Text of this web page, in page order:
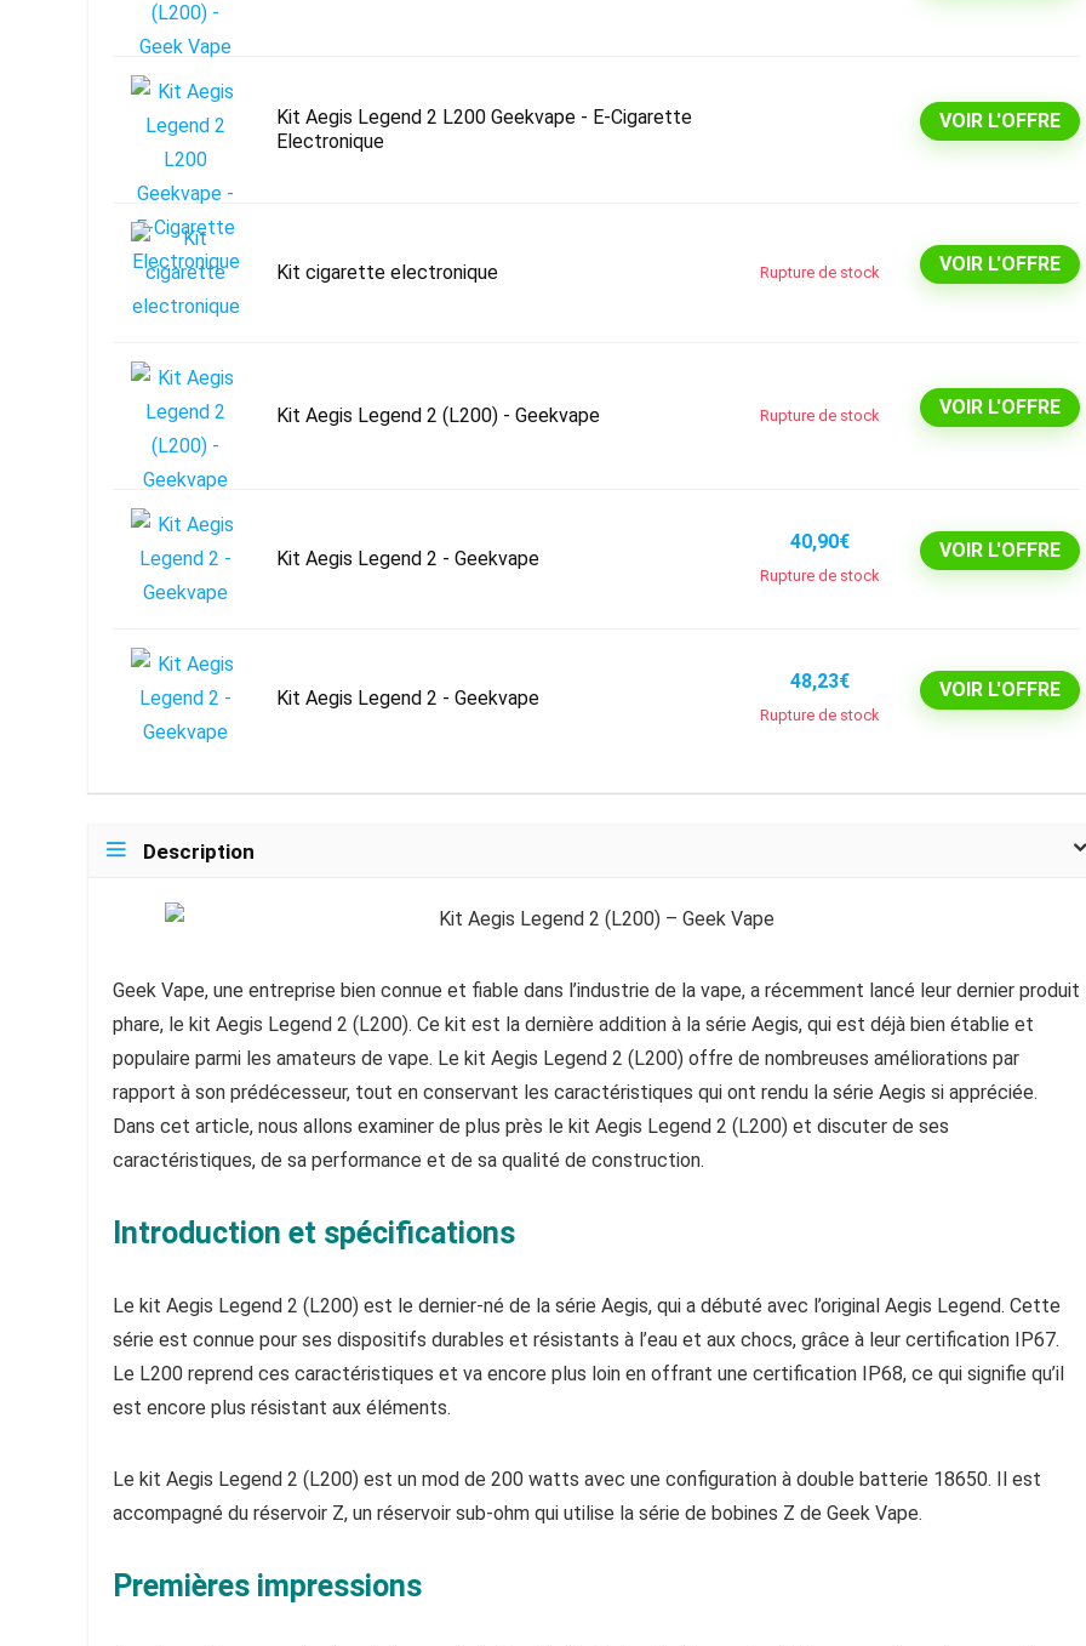
Kit Aegis Legend 2 L200 Geekvape - E-Cigarette
Electronique
VOIR L'OFFRE
Kit cigarette electronique Rupture de stock VOIR L'OFFRE
Kit Aegis Legend 2 (L200) - Geekvape Rupture de stock VOIR L'OFFRE
Kit Aegis Legend 2 - Geekvape
40,90€
Rupture de stock
VOIR L'OFFRE
Kit Aegis Legend 2 - Geekvape
48,23€
Rupture de stock
VOIR L'OFFRE
Description
Geek Vape, une entreprise bien connue et fiable dans l’industrie de la vape, a récemment lancé leur dernier produit
phare, le kit Aegis Legend 2 (L200). Ce kit est la dernière addition à la série Aegis, qui est déjà bien établie et
populaire parmi les amateurs de vape. Le kit Aegis Legend 2 (L200) offre de nombreuses améliorations par
rapport à son prédécesseur, tout en conservant les caractéristiques qui ont rendu la série Aegis si appréciée.
Dans cet article, nous allons examiner de plus près le kit Aegis Legend 2 (L200) et discuter de ses
caractéristiques, de sa performance et de sa qualité de construction.
Introduction et spécifications
Le kit Aegis Legend 2 (L200) est le dernier-né de la série Aegis, qui a débuté avec l’original Aegis Legend. Cette
série est connue pour ses dispositifs durables et résistants à l’eau et aux chocs, grâce à leur certification IP67.
Le L200 reprend ces caractéristiques et va encore plus loin en offrant une certification IP68, ce qui signifie qu’il
est encore plus résistant aux éléments.
Le kit Aegis Legend 2 (L200) est un mod de 200 watts avec une configuration à double batterie 18650. Il est
accompagné du réservoir Z, un réservoir sub-ohm qui utilise la série de bobines Z de Geek Vape.
Premières impressions